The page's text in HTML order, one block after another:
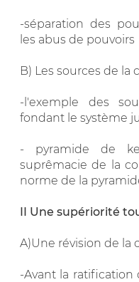
-séparation des
les abus de pouvoirs
B) Les sources de la
-l'exemple des
fondant le système
- pyramide de
suprêmacie de la
norme de la
II Une supériorité
A)Une révision de la
-Avant la